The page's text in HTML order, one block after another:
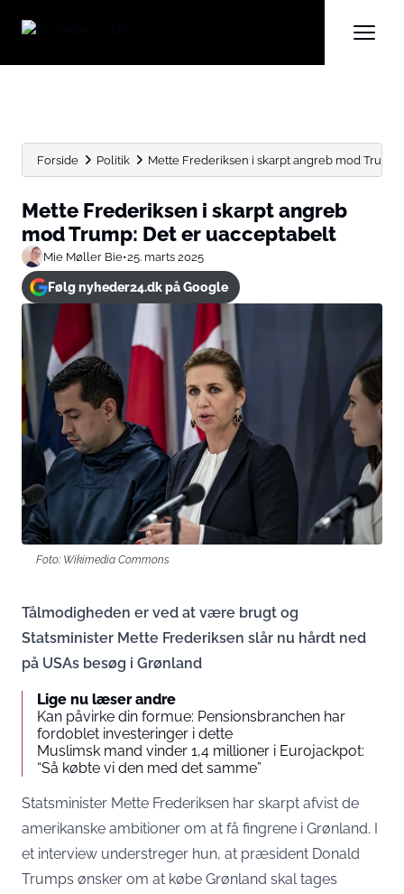
Forside Politik Mette Frederiksen i skarpt angreb mod
Mette Frederiksen i skarpt angreb
mod Trump: Det er uacceptabelt
Mie Møller Bie•25. marts 2025
Følg nyheder24.dk på Google
Foto: Wikimedia Commons
Tålmodigheden er ved at være brugt og
Statsminister Mette Frederiksen slår nu hårdt ned
på USAs besøg i Grønland
Lige nu læser andre
Kan påvirke din formue: Pensionsbranchen har
fordoblet investeringer i dette
Muslimsk mand vinder 1,4 millioner i Eurojackpot:
“Så købte vi den med det samme”
Statsminister Mette Frederiksen har skarpt afvist de
amerikanske ambitioner om at få fingrene i Grønland. I
et interview understreger hun, at præsident Donald
Trumps ønsker om at købe Grønland skal tages